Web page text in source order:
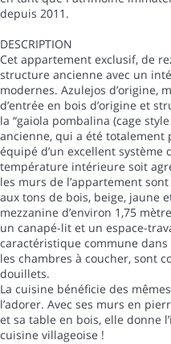
depuis 2011.
DESCRIPTION
Cet appartement exclusif, de
structure ancienne avec un
modernes. Azulejos d’origine,
d’entrée en bois d’origine et
la “gaiola pombalina (cage
ancienne, qui a été totalement
équipé d’un excellent
température intérieure soit
les murs de l’appartement
aux tons de bois, beige, jaune
mezzanine d’environ 1,75
un canapé-lit et un espace-
caractéristique commune
les chambres à coucher, sont
douillets.
La cuisine bénéficie des
l’adorer. Avec ses murs en
et sa table en bois, elle donne
cuisine villageoise !